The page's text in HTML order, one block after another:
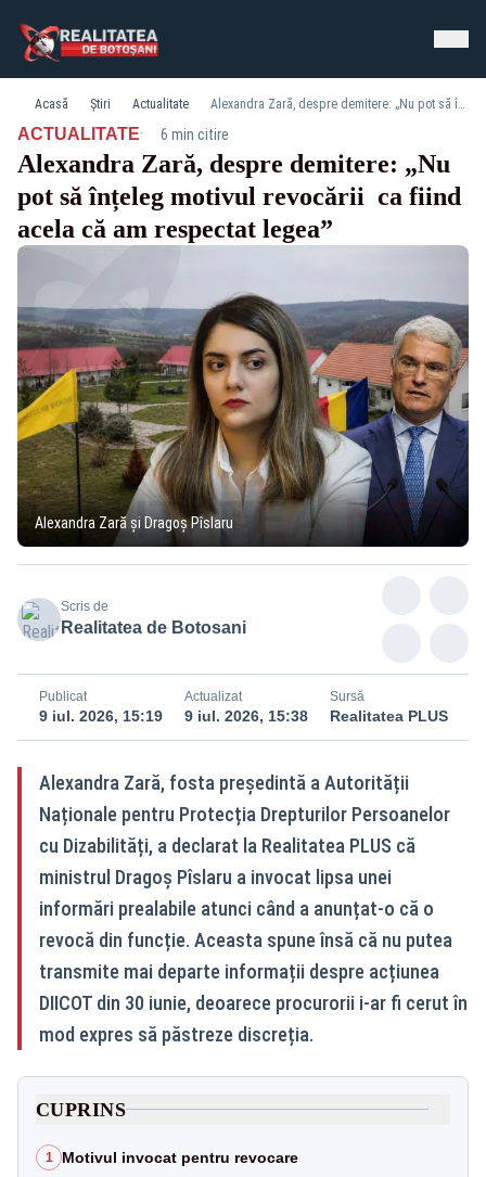
Acasă Știri Actualitate Alexandra Zară, despre demitere: „Nu pot să înțeleg motivul revocării ca fiind acela că am respectat legea”
ACTUALITATE· 6 min citire
Alexandra Zară, despre demitere: „Nu
pot să înțeleg motivul revocării ca fiind
acela că am respectat legea”
Alexandra Zară și Dragoș Pîslaru
Scris de
Realitatea de Botosani
Publicat
9 iul. 2026, 15:19
Actualizat
9 iul. 2026, 15:38
Sursă
Realitatea PLUS
Alexandra Zară, fosta președintă a Autorității
Naționale pentru Protecția Drepturilor Persoanelor
cu Dizabilități, a declarat la Realitatea PLUS că
ministrul Dragoș Pîslaru a invocat lipsa unei
informări prealabile atunci când a anunțat-o că o
revocă din funcție. Aceasta spune însă că nu putea
transmite mai departe informații despre acțiunea
DIICOT din 30 iunie, deoarece procurorii i-ar fi cerut în
mod expres să păstreze discreția.
CUPRINS
1 Motivul invocat pentru revocare